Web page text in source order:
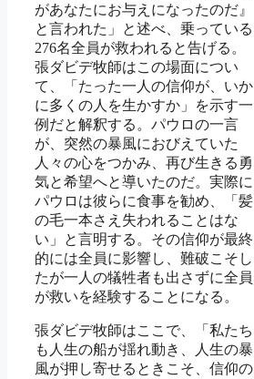
があなたにお与えになったのだ』
と言われた」と述べ、乗っている
276名全員が救われると告げる。
張ダビデ牧師はこの場面につい
て、「たった一人の信仰が、いか
に多くの人を生かすか」を示す一
例だと解釈する。パウロの一言
が、突然の暴風におびえていた
人々の心をつかみ、再び生きる勇
気と希望へと導いたのだ。実際に
パウロは彼らに食事を勧め、「髪
の毛一本さえ失われることはな
い」と言明する。その信仰が最終
的には全員に影響し、難破こそし
たが一人の犠牲者も出さずに全員
が救いを経験することになる。
張ダビデ牧師はここで、「私たち
も人生の船が揺れ動き、人生の暴
風が押し寄せるときこそ、信仰の